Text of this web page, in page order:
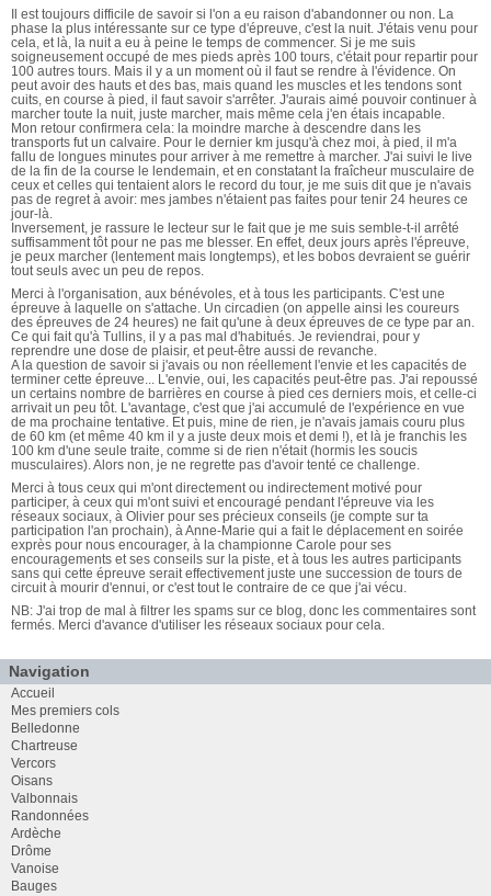
Il est toujours difficile de savoir si l'on a eu raison d'abandonner ou non. La
phase la plus intéressante sur ce type d'épreuve, c'est la nuit. J'étais venu pour
cela, et là, la nuit a eu à peine le temps de commencer. Si je me suis
soigneusement occupé de mes pieds après 100 tours, c'était pour repartir pour
100 autres tours. Mais il y a un moment où il faut se rendre à l'évidence. On
peut avoir des hauts et des bas, mais quand les muscles et les tendons sont
cuits, en course à pied, il faut savoir s'arrêter. J'aurais aimé pouvoir continuer à
marcher toute la nuit, juste marcher, mais même cela j'en étais incapable.
Mon retour confirmera cela: la moindre marche à descendre dans les
transports fut un calvaire. Pour le dernier km jusqu'à chez moi, à pied, il m'a
fallu de longues minutes pour arriver à me remettre à marcher. J'ai suivi le live
de la fin de la course le lendemain, et en constatant la fraîcheur musculaire de
ceux et celles qui tentaient alors le record du tour, je me suis dit que je n'avais
pas de regret à avoir: mes jambes n'étaient pas faites pour tenir 24 heures ce
jour-là.
Inversement, je rassure le lecteur sur le fait que je me suis semble-t-il arrêté
suffisamment tôt pour ne pas me blesser. En effet, deux jours après l'épreuve,
je peux marcher (lentement mais longtemps), et les bobos devraient se guérir
tout seuls avec un peu de repos.
Merci à l'organisation, aux bénévoles, et à tous les participants. C'est une
épreuve à laquelle on s'attache. Un circadien (on appelle ainsi les coureurs
des épreuves de 24 heures) ne fait qu'une à deux épreuves de ce type par an.
Ce qui fait qu'à Tullins, il y a pas mal d'habitués. Je reviendrai, pour y
reprendre une dose de plaisir, et peut-être aussi de revanche.
A la question de savoir si j'avais ou non réellement l'envie et les capacités de
terminer cette épreuve... L'envie, oui, les capacités peut-être pas. J'ai repoussé
un certains nombre de barrières en course à pied ces derniers mois, et celle-ci
arrivait un peu tôt. L'avantage, c'est que j'ai accumulé de l'expérience en vue
de ma prochaine tentative. Et puis, mine de rien, je n'avais jamais couru plus
de 60 km (et même 40 km il y a juste deux mois et demi !), et là je franchis les
100 km d'une seule traite, comme si de rien n'était (hormis les soucis
musculaires). Alors non, je ne regrette pas d'avoir tenté ce challenge.
Merci à tous ceux qui m'ont directement ou indirectement motivé pour
participer, à ceux qui m'ont suivi et encouragé pendant l'épreuve via les
réseaux sociaux, à Olivier pour ses précieux conseils (je compte sur ta
participation l'an prochain), à Anne-Marie qui a fait le déplacement en soirée
exprès pour nous encourager, à la championne Carole pour ses
encouragements et ses conseils sur la piste, et à tous les autres participants
sans qui cette épreuve serait effectivement juste une succession de tours de
circuit à mourir d'ennui, or c'est tout le contraire de ce que j'ai vécu.
NB: J'ai trop de mal à filtrer les spams sur ce blog, donc les commentaires sont
fermés. Merci d'avance d'utiliser les réseaux sociaux pour cela.
Navigation
Accueil
Mes premiers cols
Belledonne
Chartreuse
Vercors
Oisans
Valbonnais
Randonnées
Ardèche
Drôme
Vanoise
Bauges